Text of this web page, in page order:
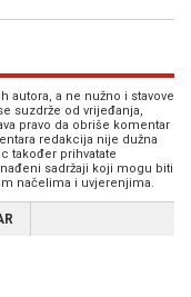
autora, a ne nužno i stavove
suzdrže od vrijeđanja,
pravo da obriše komentar
redakcija nije dužna
također prihvatate
sadržaji koji mogu biti
načelima i uvjerenjima.